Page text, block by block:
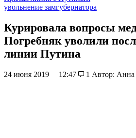
увольнение замгубернатора
Курировала вопросы
Погребняк уволили
линии Путина
24 июня 2019 12:47 1 Автор: Анна